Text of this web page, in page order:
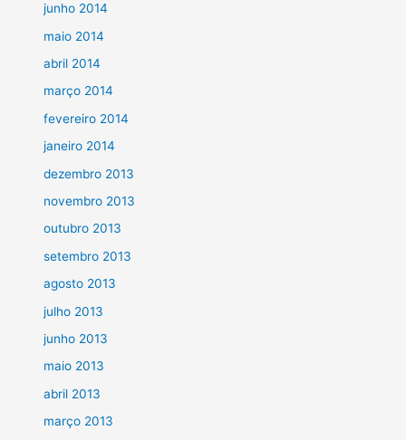
junho 2014
maio 2014
abril 2014
março 2014
fevereiro 2014
janeiro 2014
dezembro 2013
novembro 2013
outubro 2013
setembro 2013
agosto 2013
julho 2013
junho 2013
maio 2013
abril 2013
março 2013